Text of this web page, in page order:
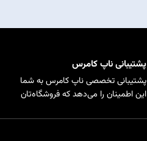
پشتیبانی ناپ کامرس
پشتیبانی تخصصی ناپ کامرس به شما
این اطمینان را می‌دهد که فروشگاه‌تان
فنی در کمترین زمان ممکن برای رفع